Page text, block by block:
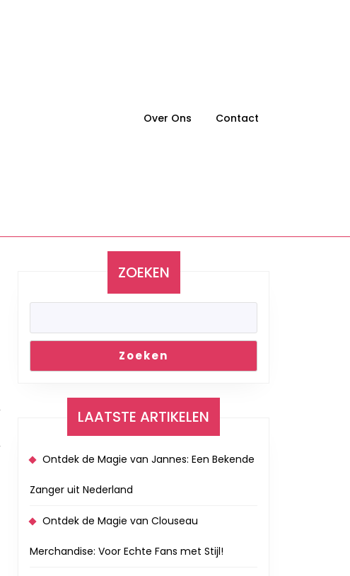
Over Ons Contact
ZOEKEN
Zoeken
LAATSTE ARTIKELEN
Ontdek de Magie van Jannes: Een Bekende
Zanger uit Nederland
Ontdek de Magie van Clouseau
Merchandise: Voor Echte Fans met Stijl!